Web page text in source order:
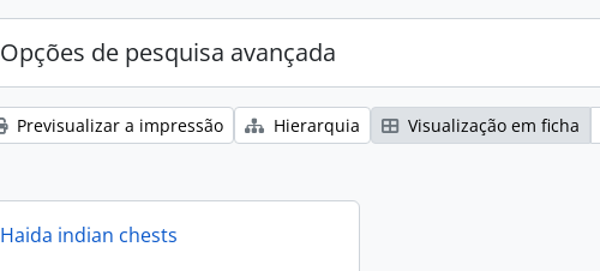
Opções de pesquisa avançada
Previsualizar a impressão Hierarquia Visualização em ficha
Haida indian chests